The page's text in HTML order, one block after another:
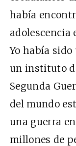
había
adolescencia
Yo había
un instituto
Segunda
del mundo
una guerra
millones de